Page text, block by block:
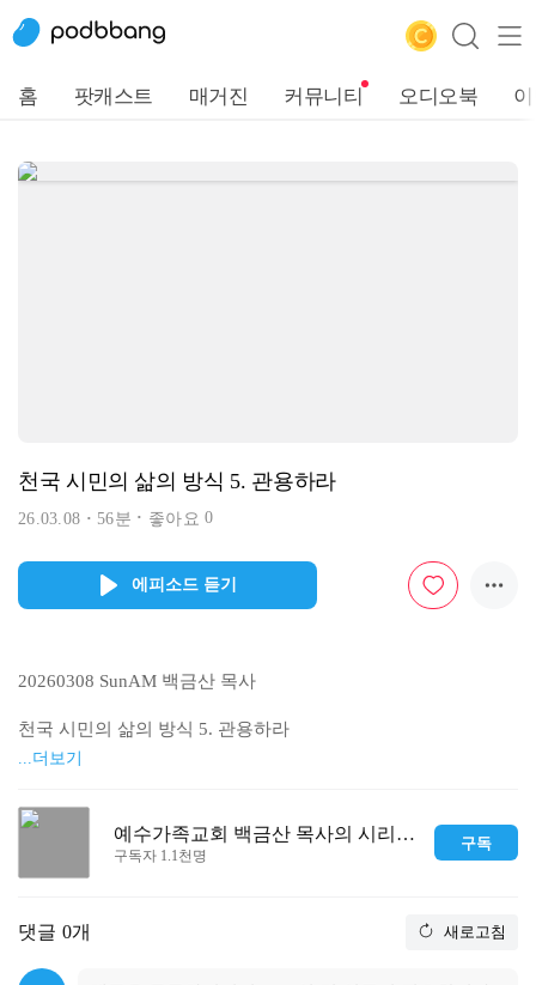
홈 팟캐스트 매거진 커뮤니티 오디오북
천국 시민의 삶의 방식 5. 관용하라
26.03.08 56분 좋아요0
에피소드 듣기
20260308 SunAM 백금산 목사
천국 시민의 삶의 방식 5. 관용하라
5. 너희 관용을 모든 사람에게 알게 하라 주께서 가까우시니라
출처: 성경전서 개역개정
...더보기
예수가족교회 백금산 목사의 시리즈 설교
구독자 1.1천명
구독
댓글 0개 새로고침